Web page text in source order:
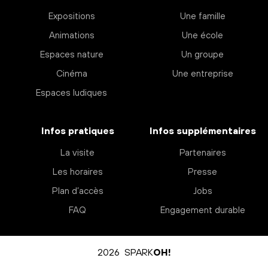
Expositions
Animations
Espaces nature
Cinéma
Espaces ludiques
Une famille
Une école
Un groupe
Une entreprise
Infos pratiques
La visite
Les horaires
Plan d’accès
FAQ
Infos supplémentaires
Partenaires
Presse
Jobs
Engagement durable
2026 SPARKOH!